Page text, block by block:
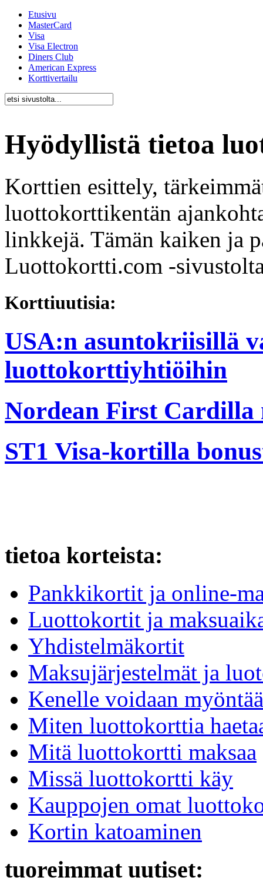
Etusivu
MasterCard
Visa
Visa Electron
Diners Club
American Express
Korttivertailu
Hyödyllistä tietoa
Korttien esittely,
luottokorttikentän
linkkejä. Tämän kaiken ja
Luottokortti.com -
Korttiuutisia:
USA:n asuntokriisillä
luottokorttiyhtiöihin
Nordean First
ST1 Visa-kortilla
tietoa korteista:
Pankkikortit ja online-
Luottokortit ja
Yhdistelmäkortit
Maksujärjestelmät ja
Kenelle voidaan
Miten luottokorttia
Mitä luottokortti maksaa
Missä luottokortti käy
Kauppojen omat
Kortin katoaminen
tuoreimmat uutiset: